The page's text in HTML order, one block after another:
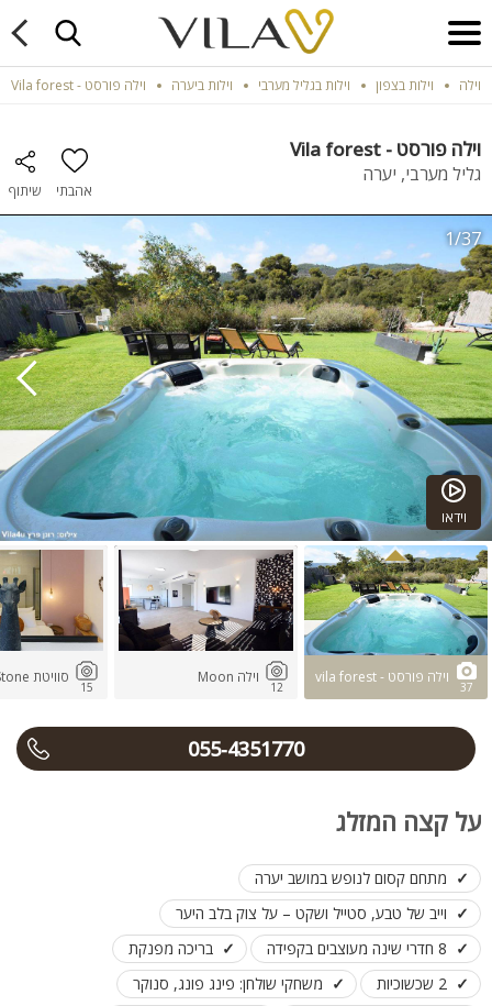
וילה וילות בצפון וילות בגליל מערבי וילות ביערה וילה פורסט - Vila forest
וילה פורסט - Vila forest
גליל מערבי, יערה
אהבתי שיתוף
וידאו
1/37
37
וילה פורסט - vila forest
12
וילה Moon
15
סוויטת Stone
055-4351770
על קצה המזלג
מתחם קסום לנופש במושב יערה
וייב של טבע, סטייל ושקט – על צוק בלב היער
8 חדרי שינה מעוצבים בקפידה
בריכה מפנקת
2 שכשוכיות
משחקי שולחן: פינג פונג, סנוקר